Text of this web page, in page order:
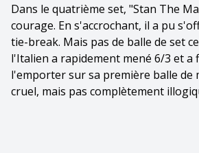
Dans le quatrième set, "Stan The
courage. En s'accrochant, il a pu
tie-break. Mais pas de balle de set
l'Italien a rapidement mené 6/3 et a
l'emporter sur sa première balle de
cruel, mais pas complètement